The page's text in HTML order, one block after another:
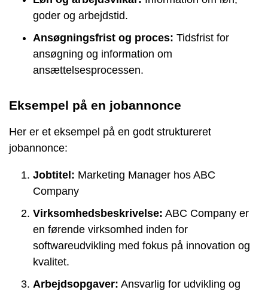
goder og arbejdstid.
Ansøgningsfrist og proces: Tidsfrist for
ansøgning og information om
ansættelsesprocessen.
Eksempel på en jobannonce
Her er et eksempel på en godt struktureret
jobannonce:
Jobtitel: Marketing Manager hos ABC
Company
Virksomhedsbeskrivelse: ABC Company er
en førende virksomhed inden for
softwareudvikling med fokus på innovation og
kvalitet.
Arbejdsopgaver: Ansvarlig for udvikling og